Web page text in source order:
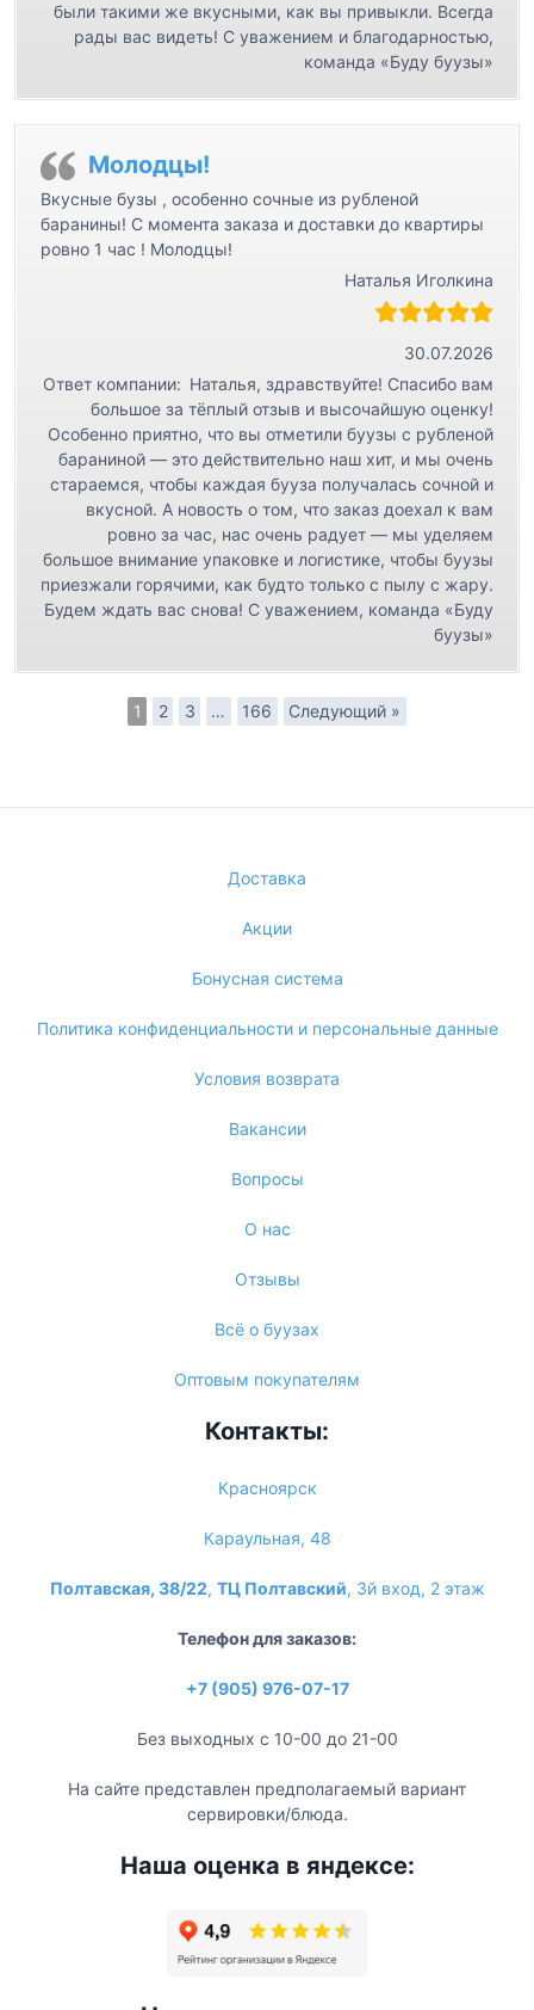
были такими же вкусными, как вы привыкли. Всегда
рады вас видеть! С уважением и благодарностью,
команда «Буду буузы»
Молодцы!
Вкусные бузы , особенно сочные из рубленой
баранины! С момента заказа и доставки до квартиры
ровно 1 час ! Молодцы!
Наталья Иголкина
30.07.2026
Ответ компании: Наталья, здравствуйте! Спасибо вам
большое за тёплый отзыв и высочайшую оценку!
Особенно приятно, что вы отметили буузы с рубленой
бараниной — это действительно наш хит, и мы очень
стараемся, чтобы каждая бууза получалась сочной и
вкусной. А новость о том, что заказ доехал к вам
ровно за час, нас очень радует — мы уделяем
большое внимание упаковке и логистике, чтобы буузы
приезжали горячими, как будто только с пылу с жару.
Будем ждать вас снова! С уважением, команда «Буду
буузы»
1 2 3 … 166 Следующий »
Доставка
Акции
Бонусная система
Политика конфиденциальности и персональные данные
Условия возврата
Вакансии
Вопросы
О нас
Отзывы
Всё о буузах
Оптовым покупателям
Контакты:
Красноярск
Караульная, 48
Полтавская, 38/22, ТЦ Полтавский, 3й вход, 2 этаж
Телефон для заказов:
+7 (905) 976-07-17
Без выходных с 10-00 до 21-00
На сайте представлен предполагаемый вариант
сервировки/блюда.
Наша оценка в яндексе: